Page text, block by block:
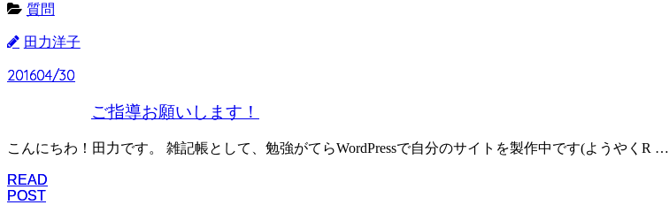
質問
田力洋子
201604/30
201604/30
ご指導お願いします！
こんにちわ！田力です。 雑記帳として、勉強がてらWordPressで自分のサイトを製作中です(ようやくR …
READ
POST
READ
POST